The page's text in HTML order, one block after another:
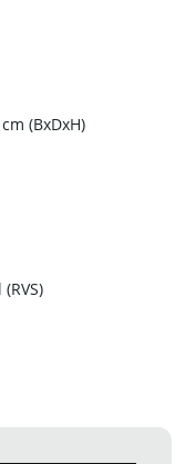
RVS gastronorm
(BxDxH)